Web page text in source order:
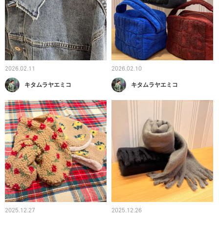
2026.02.11
キタムラヤエミコ
2026.02.10
キタムラヤエミコ
2025.12.27 2025.12.26